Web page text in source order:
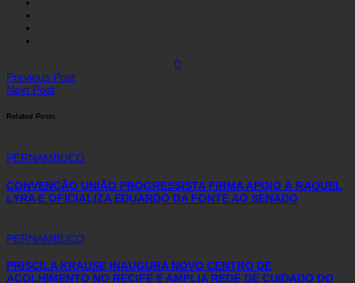
0
Previous Post
Next Post
Related Posts
PERNAMBUCO
CONVENÇÃO UNIÃO PROGRESSISTA FIRMA APOIO À RAQUEL
LYRA E OFICIALIZA EDUARDO DA FONTE AO SENADO
PERNAMBUCO
PRISCILA KRAUSE INAUGURA NOVO CENTRO DE
ACOLHIMENTO NO RECIFE E AMPLIA REDE DE CUIDADO DO